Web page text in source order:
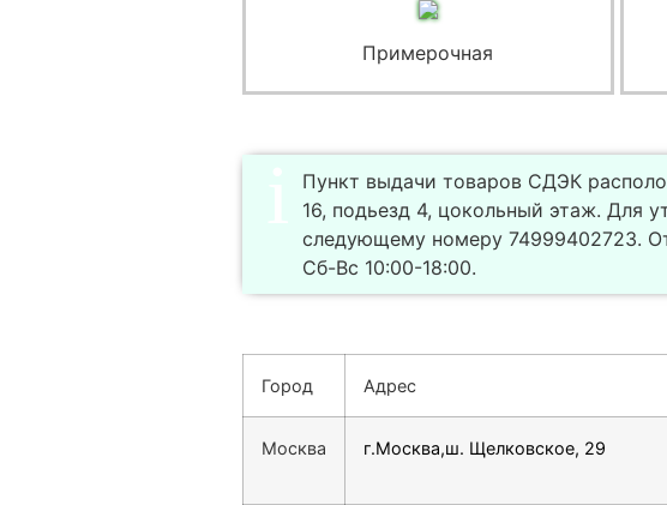
Примерочная
Пункт выдачи товаров СДЭК
16, подьезд 4, цокольный этаж. Для
следующему номеру 74999402723.
Сб-Вс 10:00-18:00.
Город Адрес
Москва г.Москва,ш. Щелковское, 29